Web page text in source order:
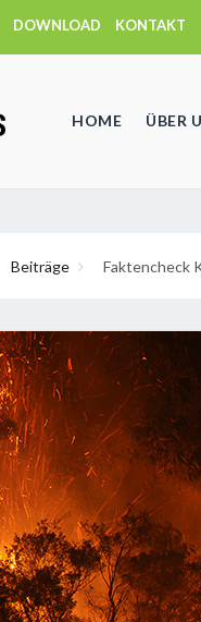
DOWNLOAD KONTAKT
HOME ÜBER
Beiträge Faktencheck